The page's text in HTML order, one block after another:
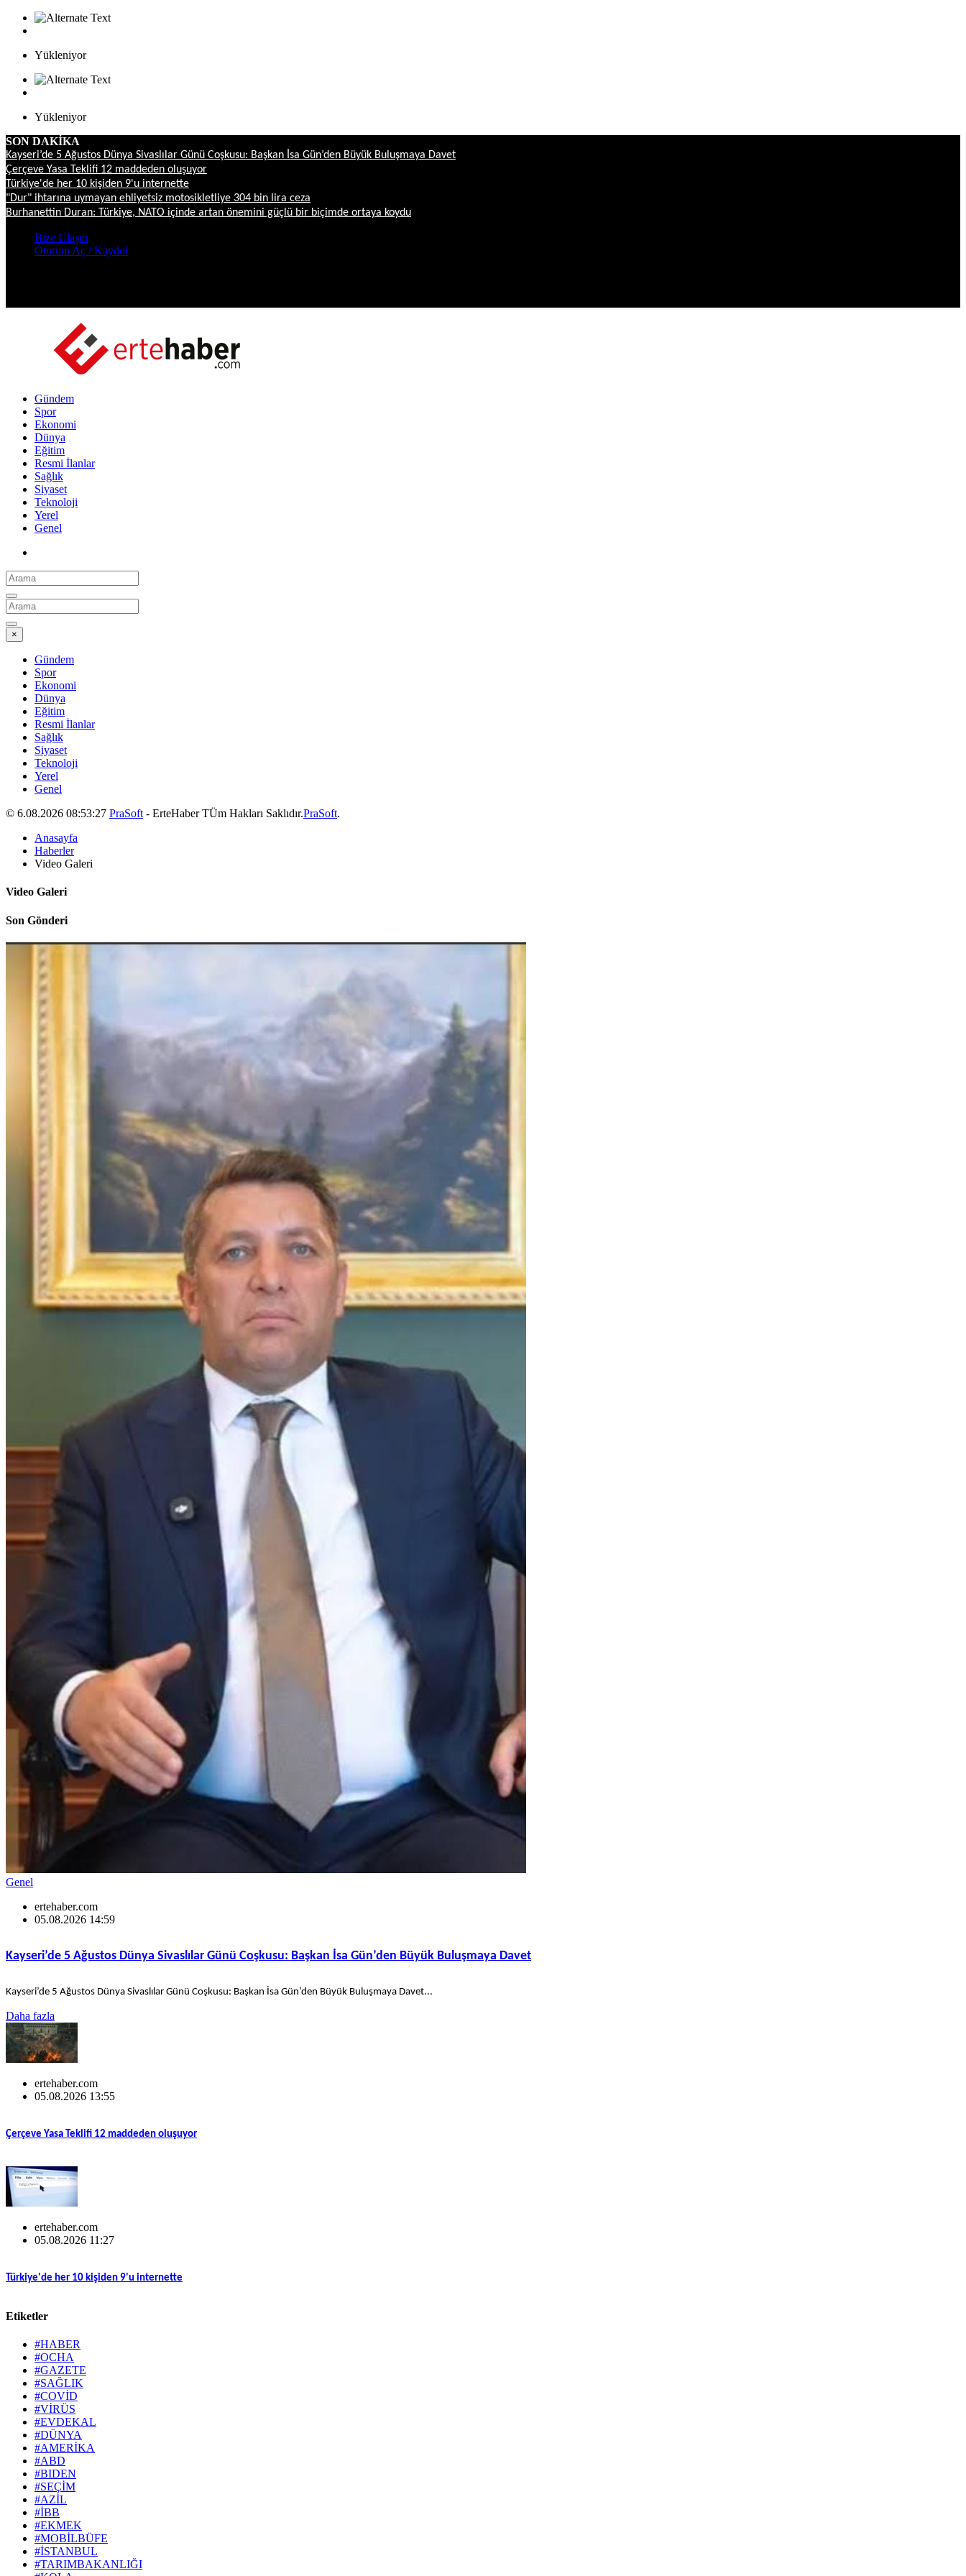
Yükleniyor
Yükleniyor
SON DAKİKA
Kayseri’de 5 Ağustos Dünya Sivaslılar Günü Coşkusu: Başkan İsa Gün’den Büyük Buluşmaya Davet
Çerçeve Yasa Teklifi 12 maddeden oluşuyor
Türkiye'de her 10 kişiden 9'u internette
"Dur" ihtarına uymayan ehliyetsiz motosikletliye 304 bin lira ceza
Burhanettin Duran: Türkiye, NATO içinde artan önemini güçlü bir biçimde ortaya koydu
Bize Ulaşın
Oturum Aç / Kaydol
Gündem
Spor
Ekonomi
Dünya
Eğitim
Resmi İlanlar
Sağlık
Siyaset
Teknoloji
Yerel
Genel
×
Gündem
Spor
Ekonomi
Dünya
Eğitim
Resmi İlanlar
Sağlık
Siyaset
Teknoloji
Yerel
Genel
© 6.08.2026 08:53:27 PraSoft - ErteHaber TÜm Hakları Saklıdır.PraSoft.
Anasayfa
Haberler
Video Galeri
Video Galeri
Son Gönderi
Genel
ertehaber.com
05.08.2026 14:59
Kayseri’de 5 Ağustos Dünya Sivaslılar Günü Coşkusu: Başkan İsa Gün’den Büyük Buluşmaya Davet
Kayseri’de 5 Ağustos Dünya Sivaslılar Günü Coşkusu: Başkan İsa Gün’den Büyük Buluşmaya Davet...
Daha fazla
ertehaber.com
05.08.2026 13:55
Çerçeve Yasa Teklifi 12 maddeden oluşuyor
ertehaber.com
05.08.2026 11:27
Türkiye'de her 10 kişiden 9'u internette
Etiketler
#HABER
#OCHA
#GAZETE
#SAĞLIK
#COVİD
#VİRÜS
#EVDEKAL
#DÜNYA
#AMERİKA
#ABD
#BIDEN
#SEÇİM
#AZİL
#İBB
#EKMEK
#MOBİLBÜFE
#İSTANBUL
#TARIMBAKANLIĞI